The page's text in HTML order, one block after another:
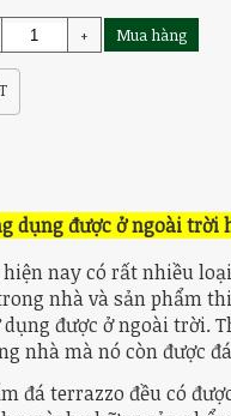
+ Mua hàng
dụng được ở ngoài trời
nay có rất nhiều
nhà và sản phẩm
được ở ngoài trời.
nhà mà nó còn được
đá terrazzo đều có